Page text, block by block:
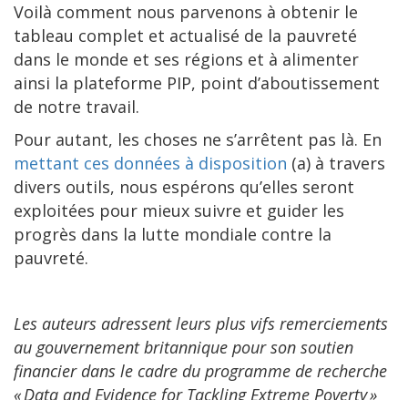
Voilà comment nous parvenons à obtenir le
tableau complet et actualisé de la pauvreté
dans le monde et ses régions et à alimenter
ainsi la plateforme PIP, point d’aboutissement
de notre travail.
Pour autant, les choses ne s’arrêtent pas là. En
mettant ces données à disposition (a) à travers
divers outils, nous espérons qu’elles seront
exploitées pour mieux suivre et guider les
progrès dans la lutte mondiale contre la
pauvreté.
Les auteurs adressent leurs plus vifs remerciements
au gouvernement britannique pour son soutien
financier dans le cadre du programme de recherche
« Data and Evidence for Tackling Extreme Poverty »